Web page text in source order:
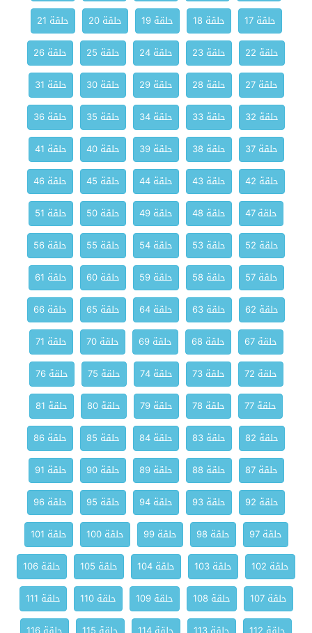
حلقة 17
حلقة 18 حلقة 19 حلقة 20
حلقة 21
حلقة 22
حلقة 23 حلقة 24 حلقة 25
حلقة 26
حلقة 27
حلقة 28 حلقة 29 حلقة 30
حلقة 31
حلقة 32
حلقة 33 حلقة 34 حلقة 35
حلقة 36
حلقة 37
حلقة 38 حلقة 39 حلقة 40
حلقة 41
حلقة 42
حلقة 43 حلقة 44 حلقة 45
حلقة 46
حلقة 47
حلقة 48 حلقة 49 حلقة 50
حلقة 51
حلقة 52
حلقة 53 حلقة 54 حلقة 55
حلقة 56
حلقة 57
حلقة 58 حلقة 59 حلقة 60
حلقة 61
حلقة 62
حلقة 63 حلقة 64 حلقة 65
حلقة 66
حلقة 67
حلقة 68 حلقة 69 حلقة 70
حلقة 71
حلقة 72
حلقة 73 حلقة 74 حلقة 75
حلقة 76
حلقة 77
حلقة 78 حلقة 79 حلقة 80
حلقة 81
حلقة 82
حلقة 83 حلقة 84 حلقة 85
حلقة 86
حلقة 87
حلقة 88 حلقة 89 حلقة 90
حلقة 91
حلقة 92
حلقة 93 حلقة 94 حلقة 95
حلقة 96
حلقة 97
حلقة 98 حلقة 99 حلقة 100
حلقة 101
حلقة 102
حلقة 103 حلقة 104 حلقة 105
حلقة 106
حلقة 107
حلقة 108 حلقة 109 حلقة 110
حلقة 111